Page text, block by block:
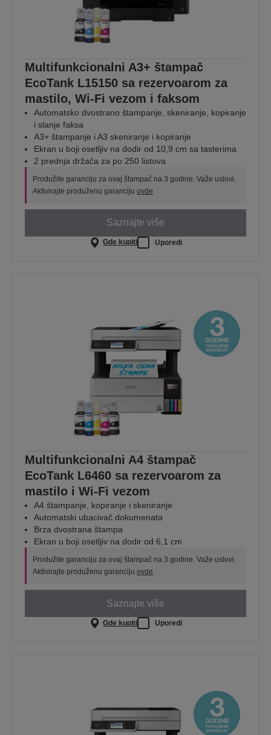
Multifunkcionalni A3+ štampač
EcoTank L15150 sa rezervoarom za
mastilo, Wi-Fi vezom i faksom
Automatsko dvostrano štampanje, skeniranje, kopiranje
i slanje faksa
A3+ štampanje i A3 skeniranje i kopiranje
Ekran u boji osetljiv na dodir od 10,9 cm sa tasterima
2 prednja držača za po 250 listova
Produžite garanciju za ovaj štampač na 3 godine. Važe uslovi.
Aktivirajte produženu garanciju ovde
Saznajte više
Gde kupiti Uporedi
Multifunkcionalni A4 štampač
EcoTank L6460 sa rezervoarom za
mastilo i Wi-Fi vezom
A4 štampanje, kopiranje i skeniranje
Automatski ubacivač dokumenata
Brza dvostrana štampa
Ekran u boji osetljiv na dodir od 6,1 cm
Produžite garanciju za ovaj štampač na 3 godine. Važe uslovi.
Aktivirajte produženu garanciju ovde
Saznajte više
Gde kupiti Uporedi